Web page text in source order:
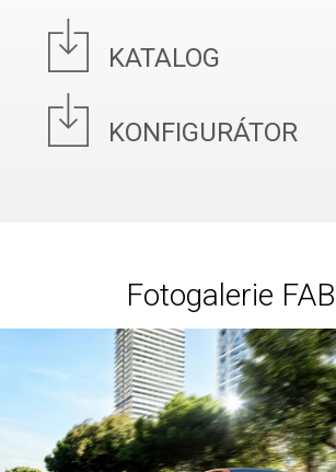
KATALOG
KONFIGURÁTOR
Fotogalerie